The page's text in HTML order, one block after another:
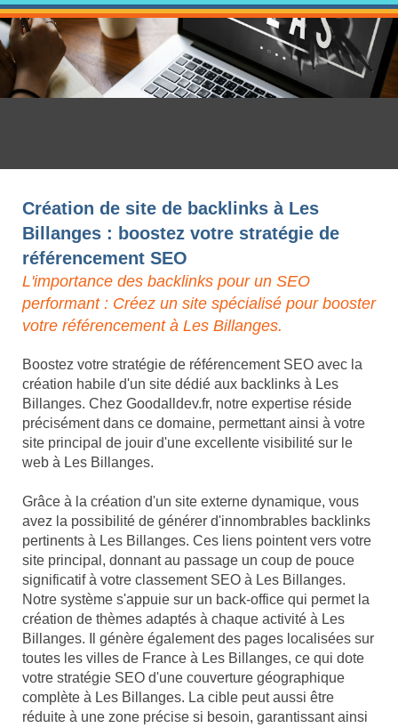
Création de site de backlinks à Les
Billanges : boostez votre stratégie de
référencement SEO
L'importance des backlinks pour un SEO
performant : Créez un site spécialisé pour booster
votre référencement à Les Billanges.
Boostez votre stratégie de référencement SEO avec la
création habile d'un site dédié aux backlinks à Les
Billanges. Chez Goodalldev.fr, notre expertise réside
précisément dans ce domaine, permettant ainsi à votre
site principal de jouir d'une excellente visibilité sur le
web à Les Billanges.
Grâce à la création d'un site externe dynamique, vous
avez la possibilité de générer d'innombrables backlinks
pertinents à Les Billanges. Ces liens pointent vers votre
site principal, donnant au passage un coup de pouce
significatif à votre classement SEO à Les Billanges.
Notre système s'appuie sur un back-office qui permet la
création de thèmes adaptés à chaque activité à Les
Billanges. Il génère également des pages localisées sur
toutes les villes de France à Les Billanges, ce qui dote
votre stratégie SEO d'une couverture géographique
complète à Les Billanges. La cible peut aussi être
réduite à une zone précise si besoin, garantissant ainsi